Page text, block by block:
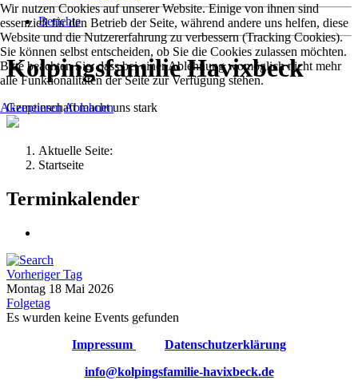
Berichte
Kolpingsfamilie Havixbeck
Gemeinschaft macht uns stark
Aktuelle Seite:
Startseite
Terminkalender
Vorheriger Tag
Montag 18 Mai 2026
Folgetag
Es wurden keine Events gefunden
Impressum
Datenschutzerklärung
info@kolpingsfamilie-havixbeck.de
Wir nutzen Cookies auf unserer Website. Einige von ihnen sind
essenziell für den Betrieb der Seite, während andere uns helfen, diese
Website und die Nutzererfahrung zu verbessern (Tracking Cookies).
Sie können selbst entscheiden, ob Sie die Cookies zulassen möchten.
Bitte beachten Sie, dass bei einer Ablehnung womöglich nicht mehr
alle Funktionalitäten der Seite zur Verfügung stehen.
AkzeptierenAblehnen